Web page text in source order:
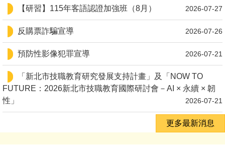
【研習】115年客語認證加強班（8月） 2026-07-27
反購票詐騙宣導 2026-07-26
預防性影像犯罪宣導 2026-07-21
「新北市技職教育研究發展支持計畫」及「NOW TO
FUTURE：2026新北市技職教育國際研討會－AI × 永續 × 韌
性」
2026-07-21
更多最新消息